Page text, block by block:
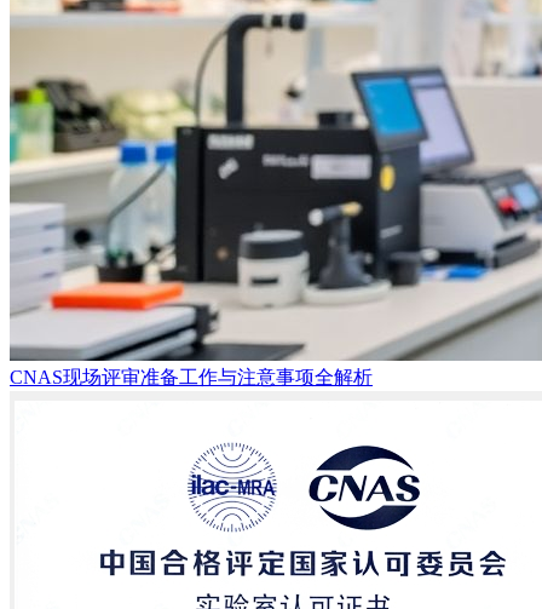
CNAS现场评审准备工作与注意事项全解析